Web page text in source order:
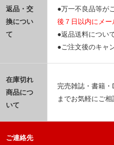
返品・交
換につい
て
●万一不良品等が
後７日以内にメー
●返品送料につい
●ご注文後のキャ
在庫切れ
商品につ
いて
完売雑誌・書籍
までお気軽にご相
ご連絡先